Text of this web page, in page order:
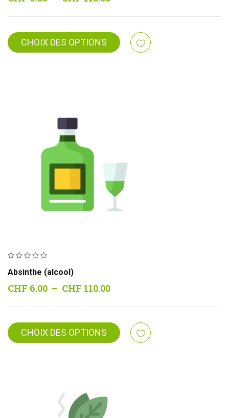
CHF 6.00
CHOIX DES OPTIONS
Absinthe (alcool)
CHF 6.00 – CHF 110.00Plage
CHF 6.00
CHOIX DES OPTIONS